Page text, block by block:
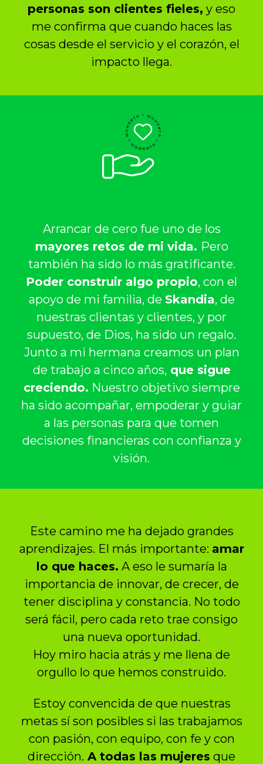
personas son clientes fieles, y eso
me confirma que cuando haces las
cosas desde el servicio y el corazón, el
impacto llega.
Arrancar de cero fue uno de los
mayores retos de mi vida. Pero
también ha sido lo más gratificante.
Poder construir algo propio, con el
apoyo de mi familia, de Skandia, de
nuestras clientas y clientes, y por
supuesto, de Dios, ha sido un regalo.
Junto a mi hermana creamos un plan
de trabajo a cinco años, que sigue
creciendo. Nuestro objetivo siempre
ha sido acompañar, empoderar y guiar
a las personas para que tomen
decisiones financieras con confianza y
visión.
Este camino me ha dejado grandes
aprendizajes. El más importante: amar
lo que haces. A eso le sumaría la
importancia de innovar, de crecer, de
tener disciplina y constancia. No todo
será fácil, pero cada reto trae consigo
una nueva oportunidad.
Hoy miro hacia atrás y me llena de
orgullo lo que hemos construido.
Estoy convencida de que nuestras
metas sí son posibles si las trabajamos
con pasión, con equipo, con fe y con
dirección. A todas las mujeres que